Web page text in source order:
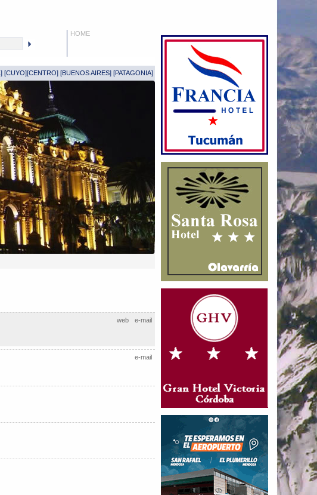
HOME
] [CUYO][CENTRO] [BUENOS AIRES] [PATAGONIA]
e-mail
web
e-mail